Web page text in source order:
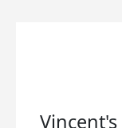
Vincent's